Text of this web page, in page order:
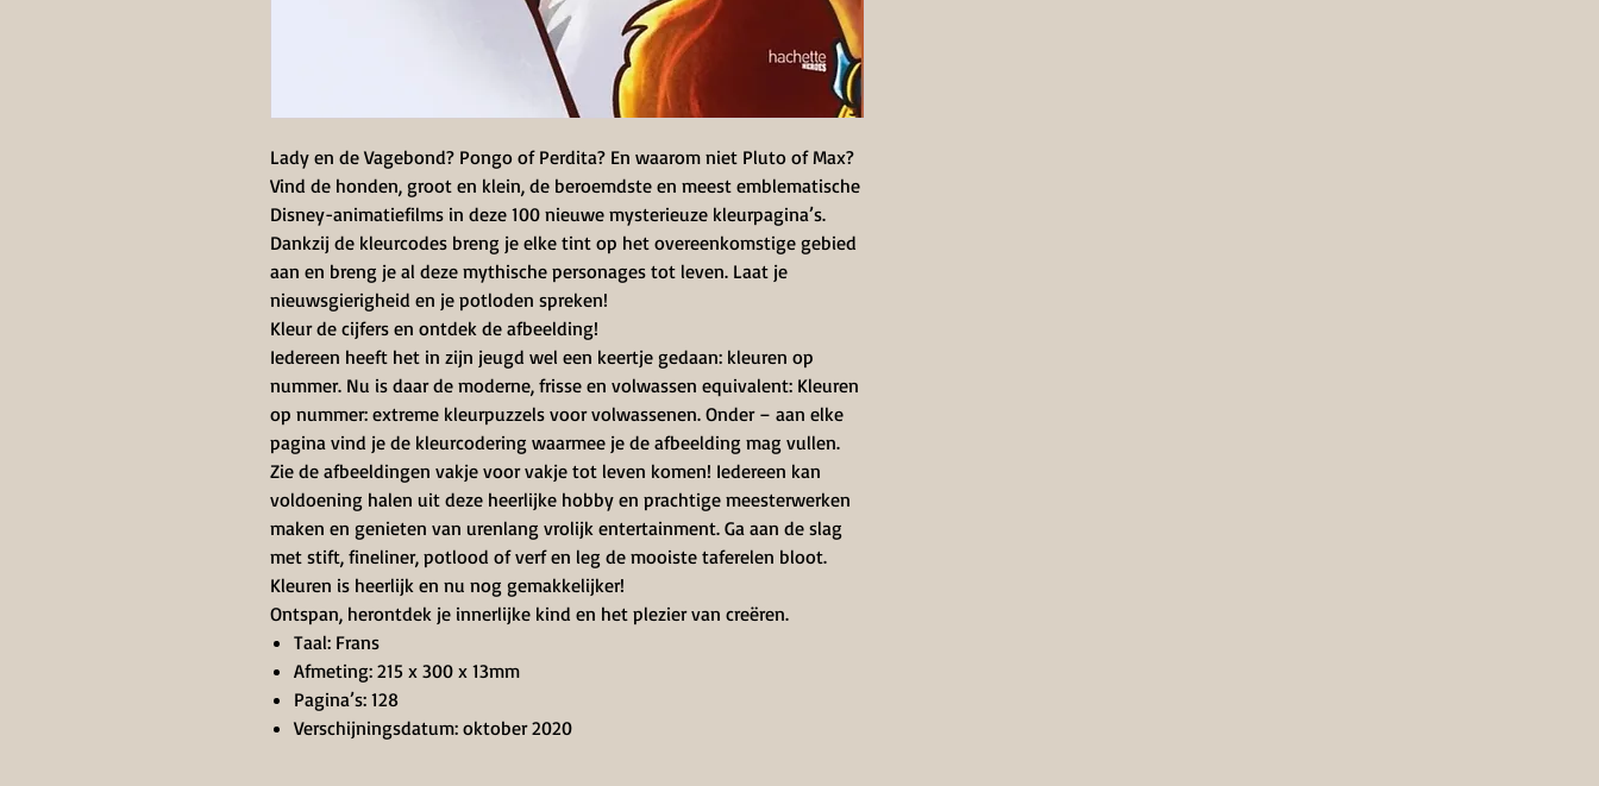
Lady en de Vagebond? Pongo of Perdita? En waarom niet Pluto of Max?
Vind de honden, groot en klein, de beroemdste en meest emblematische
Disney-animatiefilms in deze 100 nieuwe mysterieuze kleurpagina’s.
Dankzij de kleurcodes breng je elke tint op het overeenkomstige gebied
aan en breng je al deze mythische personages tot leven. Laat je
nieuwsgierigheid en je potloden spreken!
Kleur de cijfers en ontdek de afbeelding!
Iedereen heeft het in zijn jeugd wel een keertje gedaan: kleuren op
nummer. Nu is daar de moderne, frisse en volwassen equivalent: Kleuren
op nummer: extreme kleurpuzzels voor volwassenen. Onder – aan elke
pagina vind je de kleurcodering waarmee je de afbeelding mag vullen.
Zie de afbeeldingen vakje voor vakje tot leven komen! Iedereen kan
voldoening halen uit deze heerlijke hobby en prachtige meesterwerken
maken en genieten van urenlang vrolijk entertainment. Ga aan de slag
met stift, fineliner, potlood of verf en leg de mooiste taferelen bloot.
Kleuren is heerlijk en nu nog gemakkelijker!
Ontspan, herontdek je innerlijke kind en het plezier van creëren.
Taal: Frans
Afmeting: 215 x 300 x 13mm
Pagina’s: 128
Verschijningsdatum: oktober 2020